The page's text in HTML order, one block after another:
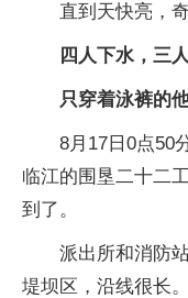
直到天快亮，
四人下水，三
只穿着泳裤的
8月17日0点50
临江的围垦二十二
到了。
派出所和消防
堤坝区，沿线很长